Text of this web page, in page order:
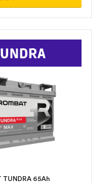
TUNDRA 65Ah